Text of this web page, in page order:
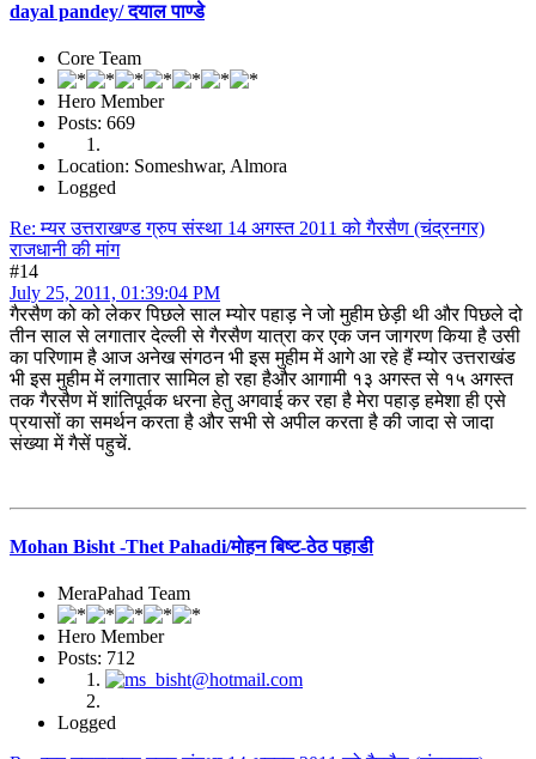
dayal pandey/ दयाल पाण्डे
Core Team
Hero Member
Posts: 669
Location: Someshwar, Almora
Logged
Re: म्यर उत्तराखण्ड ग्रुप संस्था 14 अगस्त 2011 को गैरसैण (चंद्रनगर)
राजधानी की मांग
#14
July 25, 2011, 01:39:04 PM
गैरसैण को को लेकर पिछले साल म्योर पहाड़ ने जो मुहीम छेड़ी थी और पिछले दो
तीन साल से लगातार देल्ली से गैरसैण यात्रा कर एक जन जागरण किया है उसी
का परिणाम है आज अनेख संगठन भी इस मुहीम में आगे आ रहे हैं म्योर उत्तराखंड
भी इस मुहीम में लगातार सामिल हो रहा हैऔर आगामी १३ अगस्त से १५ अगस्त
तक गैरसैण में शांतिपूर्वक धरना हेतु अगवाई कर रहा है मेरा पहाड़ हमेशा ही एसे
प्रयासों का समर्थन करता है और सभी से अपील करता है की जादा से जादा
संख्या में गैसें पहुचें.
Mohan Bisht -Thet Pahadi/मोहन बिष्ट-ठेठ पहाडी
MeraPahad Team
Hero Member
Posts: 712
Logged